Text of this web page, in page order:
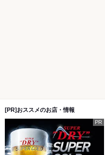
[PR]おススメのお店・情報
PR